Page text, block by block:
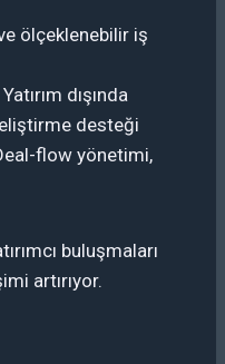
ölçeklenebilir iş
Yatırım dışında
desteği
flow yönetimi,
buluşmaları
artırıyor.